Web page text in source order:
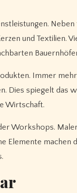
und Textilien.
Immer
Dies spiegelt das
Wirtschaft.
Workshops.
Elemente machen